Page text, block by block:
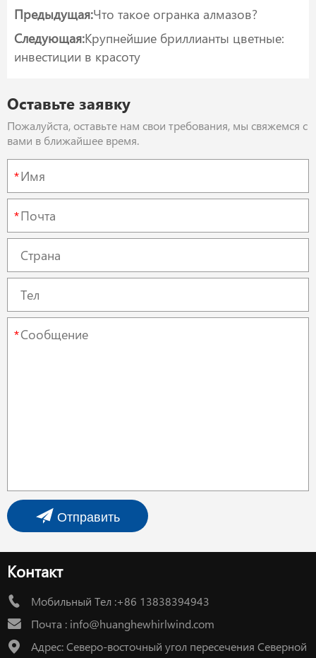
Предыдущая:Что такое огранка алмазов?
Следующая:Крупнейшие бриллианты цветные:
инвестиции в красоту
Оставьте заявку
Пожалуйста, оставьте нам свои требования, мы свяжемся с
вами в ближайшее время.
*
*
*
Отправить
Контакт
Мобильный Тел :+86 13838394943
Почта : info@huanghewhirlwind.com
Адрес: Северо-восточный угол пересечения Северной